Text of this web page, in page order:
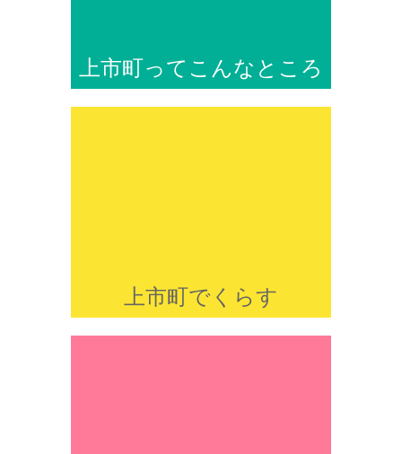
上市町ってこんなところ
上市町でくらす